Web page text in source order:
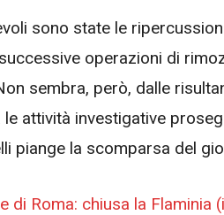
sono state le
operazioni di
sembra, però, dalle
attività investigative
piange la scomparsa del
di Roma: chiusa la Flaminia